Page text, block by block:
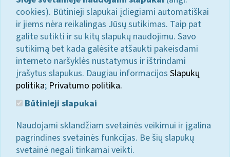
cookies). Būtinieji slapukai įdiegiami automatiškai
ir jiems nėra reikalingas Jūsų sutikimas. Taip pat
galite sutikti ir su kitų slapukų naudojimu. Savo
sutikimą bet kada galėsite atšaukti pakeisdami
interneto naršyklės nustatymus ir ištrindami
įrašytus slapukus. Daugiau informacijos Slapukų
politika; Privatumo politika.
Būtinieji slapukai
Naudojami sklandžiam svetainės veikimui ir įgalina
pagrindines svetainės funkcijas. Be šių slapukų
svetainė negali tinkamai veikti.